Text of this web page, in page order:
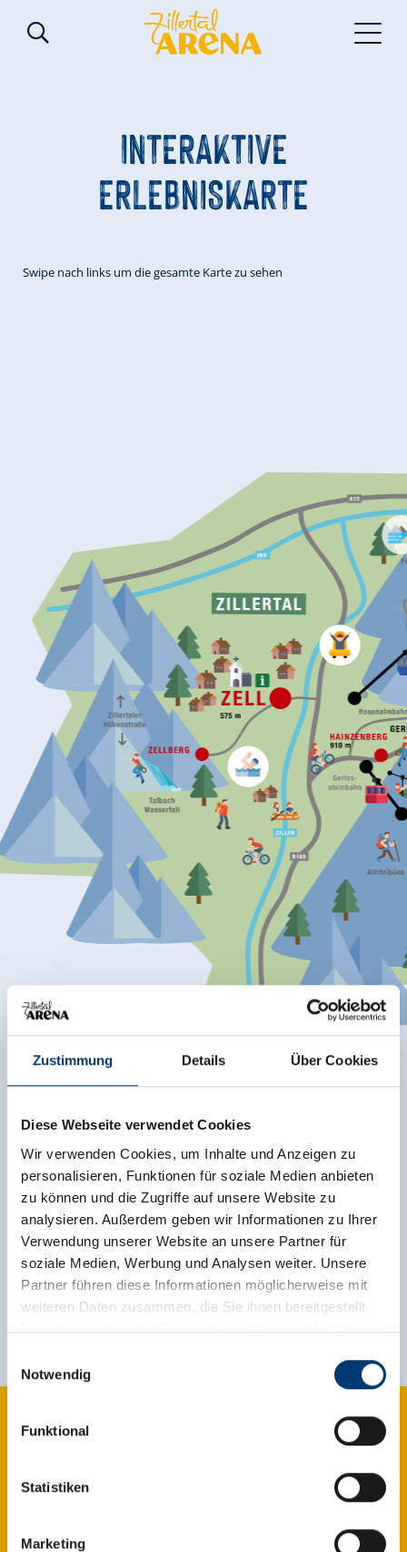
Zustimmung Details Über Cookies
Diese Webseite verwendet Cookies
Wir verwenden Cookies, um Inhalte und Anzeigen zu
personalisieren, Funktionen für soziale Medien anbieten
zu können und die Zugriffe auf unsere Website zu
analysieren. Außerdem geben wir Informationen zu Ihrer
Verwendung unserer Website an unsere Partner für
soziale Medien, Werbung und Analysen weiter. Unsere
Partner führen diese Informationen möglicherweise mit
weiteren Daten zusammen, die Sie ihnen bereitgestellt
haben oder die sie im Rahmen Ihrer Nutzung der Dienste
Rohr 23// A-6280 Zell am Ziller
www.zillertalarena.com
Notwendig
Funktional
Statistiken
Marketing
INTERAKTIVE
ERLEBNISKARTE
Swipe nach links um die gesamte Karte zu sehen
Jetzt für den newsletter
anmelden!
Anmelden